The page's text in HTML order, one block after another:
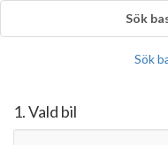
Sök
Sök
1. Vald bil